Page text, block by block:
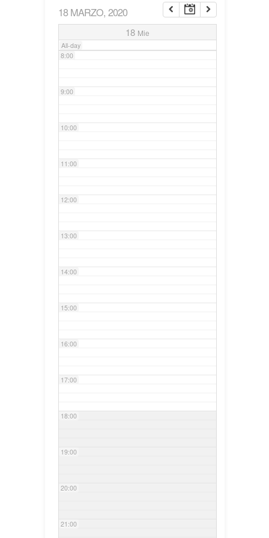
18 MARZO, 2020
18 Mie
All-day
7:00
8:00
9:00
10:00
11:00
12:00
13:00
14:00
15:00
16:00
17:00
18:00
19:00
20:00
21:00